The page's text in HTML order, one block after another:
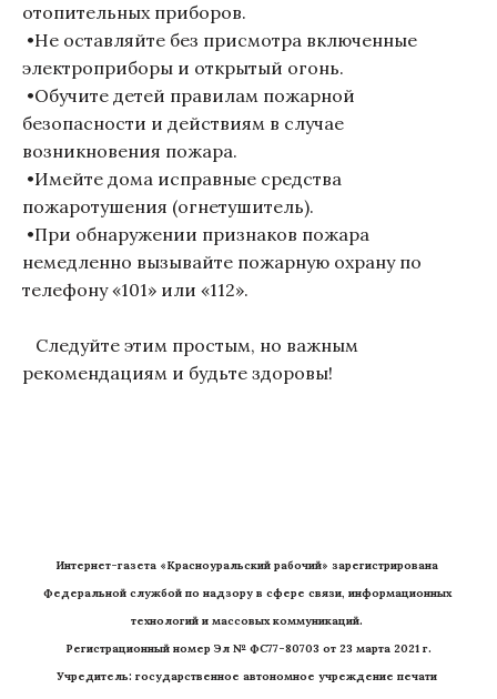
отопительных приборов.
•Не оставляйте без присмотра включенные
электроприборы и открытый огонь.
•Обучите детей правилам пожарной
безопасности и действиям в случае
возникновения пожара.
•Имейте дома исправные средства
пожаротушения (огнетушитель).
•При обнаружении признаков пожара
немедленно вызывайте пожарную охрану по
телефону «101» или «112».
Следуйте этим простым, но важным
рекомендациям и будьте здоровы!
Интернет-газета «Красноуральский рабочий» зарегистрирована
Федеральной службой по надзору в сфере связи, информационных
технологий и массовых коммуникаций.
Регистрационный номер Эл № ФС77-80703 от 23 марта 2021 г.
Учредитель: государственное автономное учреждение печати